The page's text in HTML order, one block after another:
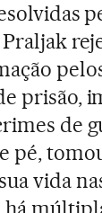
prisão,
de
pé,
vida